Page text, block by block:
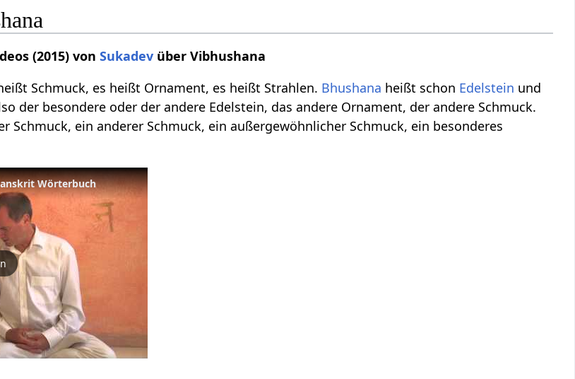
(2015) vonSukadev über Vibhushana
Schmuck, es heißt Ornament, es heißt Strahlen. Bhushana heißt schon Edelstein und
der besondere oder der andere Edelstein, das andere Ornament, der andere Schmuck.
Schmuck, ein anderer Schmuck, ein außergewöhnlicher Schmuck, ein besonderes
Wörterbuch